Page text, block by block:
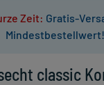
Zeit: Gratis-
Mindestbestellwert!
classic